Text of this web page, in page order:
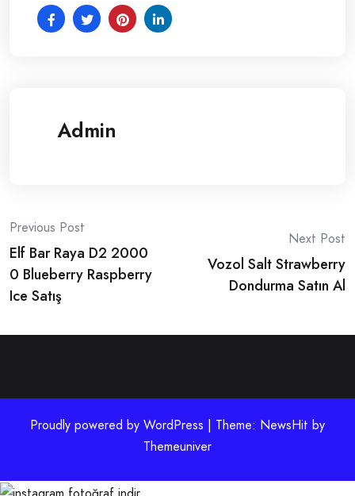
Admin
Post
navigation
Previous Post
Elf Bar Raya D2 2000
0 Blueberry Raspberry
Ice Satış
Next Post
Vozol Salt Strawberry
Dondurma Satın Al
Proudly powered by WordPress | Theme: NewsHit by
Themeuniver